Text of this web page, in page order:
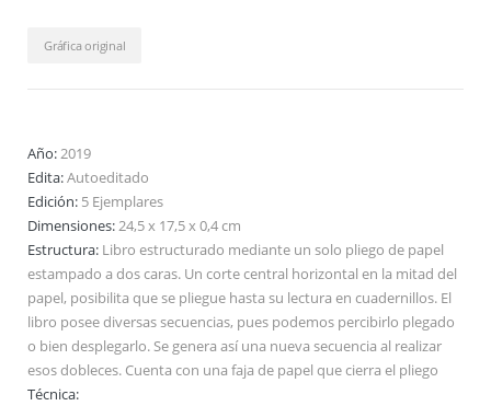
Gráfica original
Año:2019
Edita:Autoeditado
Edición: 5 Ejemplares
Dimensiones:24,5 x 17,5 x 0,4 cm
Estructura: Libro estructurado mediante un solo pliego de papel
estampado a dos caras. Un corte central horizontal en la mitad del
papel, posibilita que se pliegue hasta su lectura en cuadernillos. El
libro posee diversas secuencias, pues podemos percibirlo plegado
o bien desplegarlo. Se genera así una nueva secuencia al realizar
esos dobleces. Cuenta con una faja de papel que cierra el pliego
Técnica: